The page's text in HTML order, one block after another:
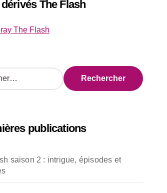
The Flash
The Flash
publications
saison 2 : intrigue, épisodes et